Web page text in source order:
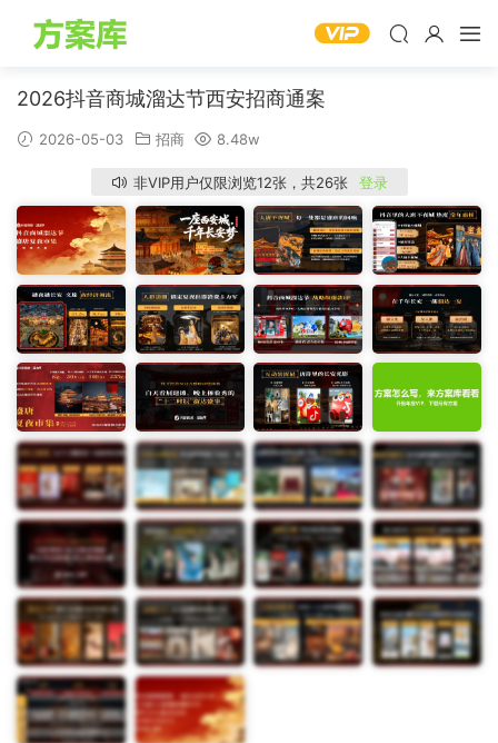
2026抖音商城溜达节西安招商通案
2026-05-03 招商 8.48w
非VIP用户仅限浏览12张，共26张 登录